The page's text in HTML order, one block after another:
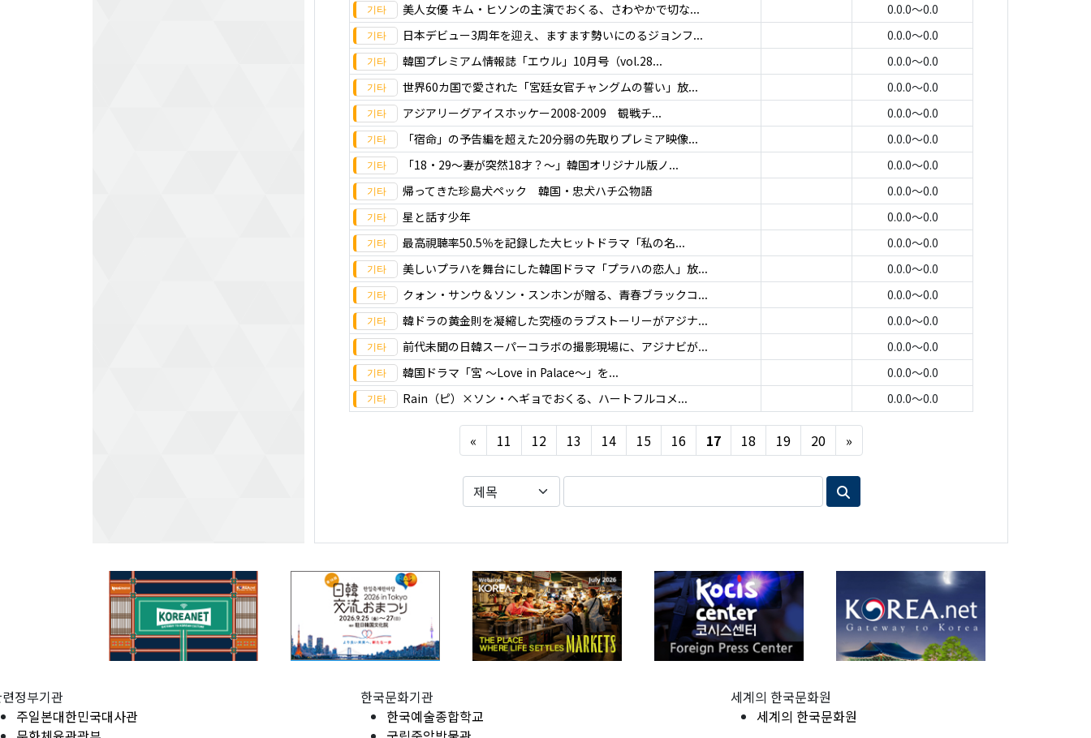
美人女優 キム・ヒソンの主演でおくる、さわやかで切な...
0.0.0～0.0
日本デビュー3周年を迎え、ますます勢いにのるジョンフ...
0.0.0～0.0
韓国プレミアム情報誌「エウル」10月号（vol.28...
0.0.0～0.0
世界60カ国で愛された「宮廷女官チャングムの誓い」放...
0.0.0～0.0
アジアリーグアイスホッケー2008-2009 観戦チ...
0.0.0～0.0
「宿命」の予告編を超えた20分弱の先取りプレミア映像...
0.0.0～0.0
「18・29～妻が突然18才？～」韓国オリジナル版ノ...
0.0.0～0.0
帰ってきた珍島犬ペック 韓国・忠犬ハチ公物語
0.0.0～0.0
星と話す少年
0.0.0～0.0
最高視聴率50.5％を記録した大ヒットドラマ「私の名...
0.0.0～0.0
美しいプラハを舞台にした韓国ドラマ「プラハの恋人」放...
0.0.0～0.0
クォン・サンウ＆ソン・スンホンが贈る、青春ブラックコ...
0.0.0～0.0
韓ドラの黄金則を凝縮した究極のラブストーリーがアジナ...
0.0.0～0.0
前代未聞の日韓スーパーコラボの撮影現場に、アジナビが...
0.0.0～0.0
韓国ドラマ「宮 ～Love in Palace～」を...
0.0.0～0.0
Rain（ピ）×ソン・ヘギョでおくる、ハートフルコメ...
0.0.0～0.0
« Previous
11 12 13 14 15 16 17 18 19 20 »
정부기관
주일본대한민국대사관
한국문화기관
한국예술종합학교
세계의 한국문화원
세계의 한국문화원